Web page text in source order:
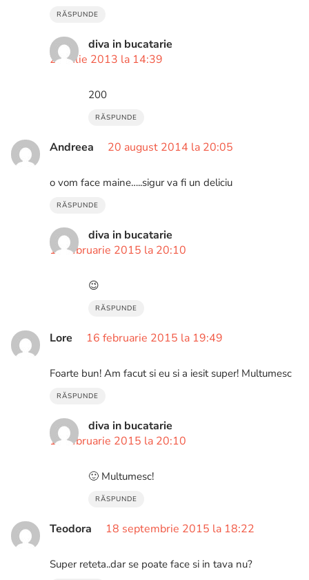
RĂSPUNDE
diva in bucatarie
22 iulie 2013 la 14:39
200
RĂSPUNDE
Andreea 20 august 2014 la 20:05
o vom face maine…..sigur va fi un deliciu
RĂSPUNDE
diva in bucatarie
17 februarie 2015 la 20:10
😉
RĂSPUNDE
Lore 16 februarie 2015 la 19:49
Foarte bun! Am facut si eu si a iesit super! Multumesc
RĂSPUNDE
diva in bucatarie
17 februarie 2015 la 20:10
🙂 Multumesc!
RĂSPUNDE
Teodora 18 septembrie 2015 la 18:22
Super reteta..dar se poate face si in tava nu?